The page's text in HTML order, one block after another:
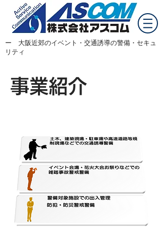
​ー 大阪近郊のイベント・交通誘導の警備・セキュ
リティ
事業紹介